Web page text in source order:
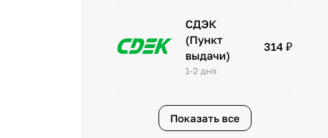
СДЭК
(Пункт
выдачи)
1-2 дня
314 ₽
Показать все